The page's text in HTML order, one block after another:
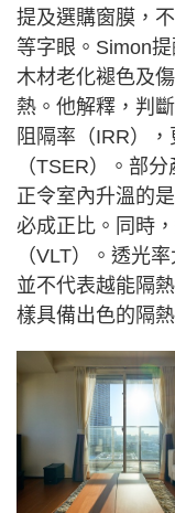
提及選購窗膜，
等字眼。Simon
木材老化褪色及
熱。他解釋，判
阻隔率（IRR）
（TSER）。部
正令室內升溫的
必成正比。同時
（VLT）。透光
並不代表越能隔
樣具備出色的隔熱